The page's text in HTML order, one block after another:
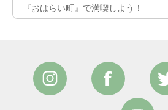
『おはらい町』で満喫しよう！